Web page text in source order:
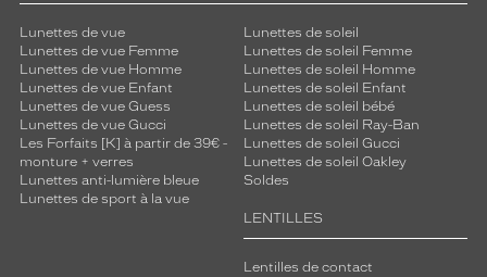
Lunettes de vue
Lunettes de vue Femme
Lunettes de vue Homme
Lunettes de vue Enfant
Lunettes de vue Guess
Lunettes de vue Gucci
Les Forfaits [K] à partir de 39€ -
monture + verres
Lunettes anti-lumière bleue
Lunettes de sport à la vue
Lunettes de soleil
Lunettes de soleil Femme
Lunettes de soleil Homme
Lunettes de soleil Enfant
Lunettes de soleil bébé
Lunettes de soleil Ray-Ban
Lunettes de soleil Gucci
Lunettes de soleil Oakley
Soldes
LENTILLES
Lentilles de contact